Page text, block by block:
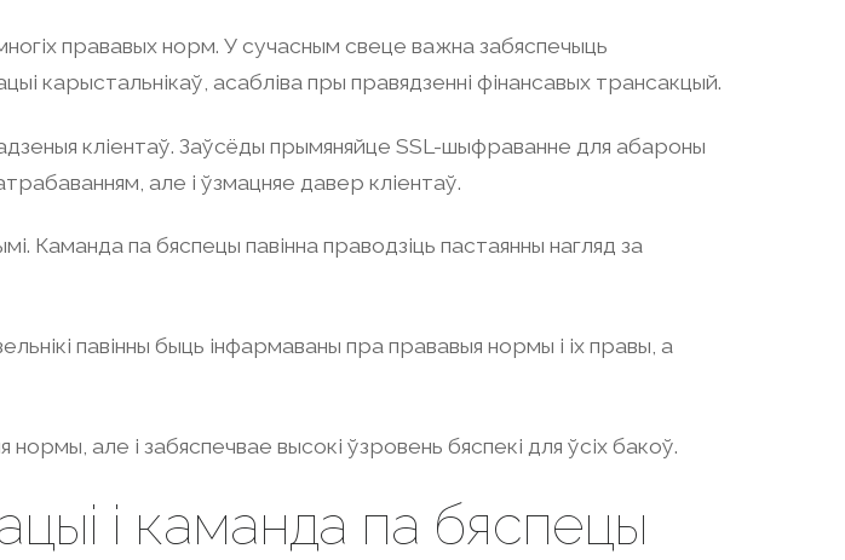
прававых норм. У сучасным свеце важна забяспечыць
карыстальнікаў, асабліва пры правядзенні фінансавых трансакцый.
кліентаў. Заўсёды прымяняйце SSL-шыфраванне для абароны
але і ўзмацняе давер кліентаў.
Каманда па бяспецы павінна праводзіць пастаянны нагляд за
павінны быць інфармаваны пра прававыя нормы і іх правы, а
але і забяспечвае высокі ўзровень бяспекі для ўсіх бакоў.
і каманда па бяспецы